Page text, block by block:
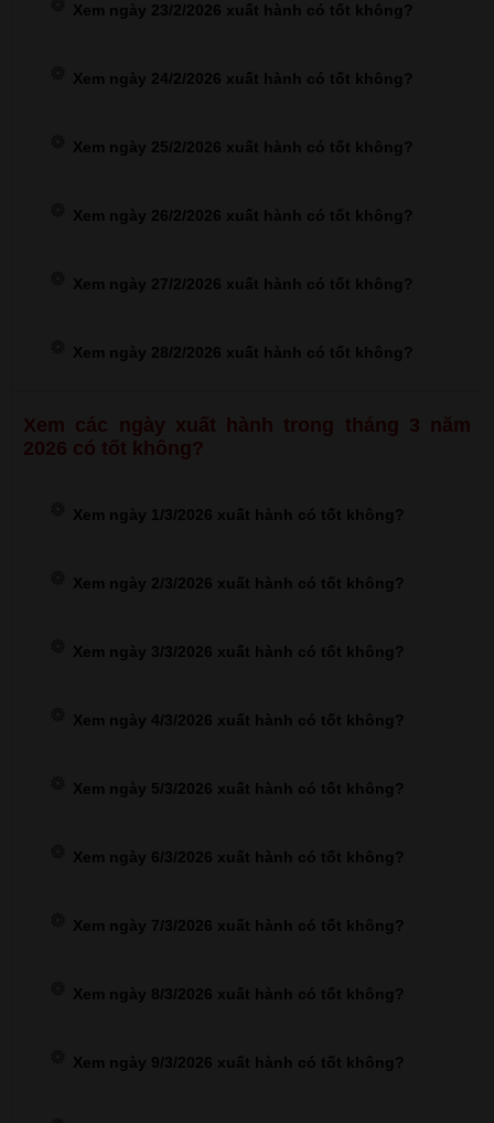
Xem ngày 23/2/2026 xuất hành có tốt không?
Xem ngày 24/2/2026 xuất hành có tốt không?
Xem ngày 25/2/2026 xuất hành có tốt không?
Xem ngày 26/2/2026 xuất hành có tốt không?
Xem ngày 27/2/2026 xuất hành có tốt không?
Xem ngày 28/2/2026 xuất hành có tốt không?
Xem các ngày xuất hành trong tháng 3 năm
2026 có tốt không?
Xem ngày 1/3/2026 xuất hành có tốt không?
Xem ngày 2/3/2026 xuất hành có tốt không?
Xem ngày 3/3/2026 xuất hành có tốt không?
Xem ngày 4/3/2026 xuất hành có tốt không?
Xem ngày 5/3/2026 xuất hành có tốt không?
Xem ngày 6/3/2026 xuất hành có tốt không?
Xem ngày 7/3/2026 xuất hành có tốt không?
Xem ngày 8/3/2026 xuất hành có tốt không?
Xem ngày 9/3/2026 xuất hành có tốt không?